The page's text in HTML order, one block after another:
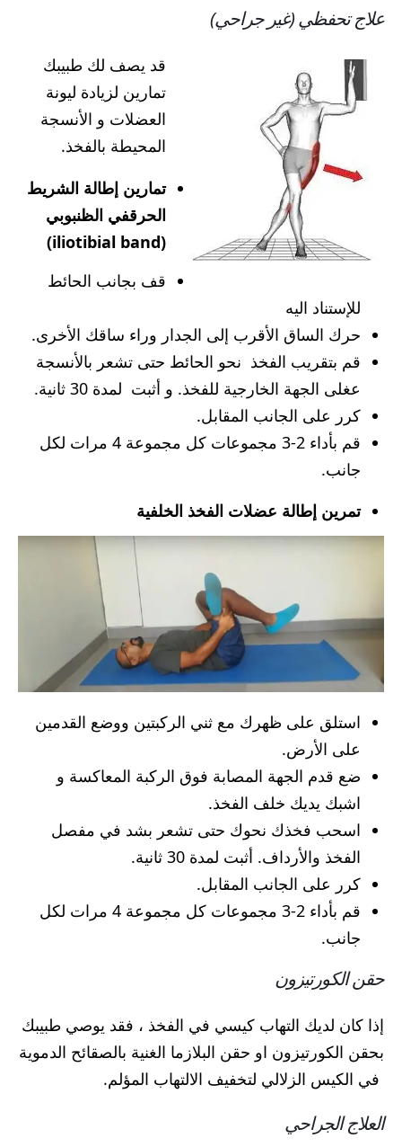
علاج تحفظي (غير جراحي)
قد يصف لك طبيبك
تمارين لزيادة ليونة
العضلات و الأنسجة
المحيطة بالفخذ.
تمارين إطالة الشريط
الحرقفي الظنبوبي
(iliotibial band)
قف بجانب الحائط
للإستناد اليه
حرك الساق الأقرب إلى الجدار وراء ساقك الأخرى.
قم بتقريب الفخذ نحو الحائط حتى تشعر بالأنسجة
عغلى الجهة الخارجية للفخذ. و أثبت لمدة 30 ثانية.
كرر على الجانب المقابل.
قم بأداء 2-3 مجموعات كل مجموعة 4 مرات لكل
جانب.
تمرين إطالة عضلات الفخذ الخلفية
استلق على ظهرك مع ثني الركبتين ووضع القدمين
على الأرض.
ضع قدم الجهة المصابة فوق الركبة المعاكسة و
اشبك يديك خلف الفخذ.
اسحب فخذك نحوك حتى تشعر بشد في مفصل
الفخذ والأرداف. أثبت لمدة 30 ثانية.
كرر على الجانب المقابل.
قم بأداء 2-3 مجموعات كل مجموعة 4 مرات لكل
جانب.
حقن الكورتيزون
إذا كان لديك التهاب كيسي في الفخذ ، فقد يوصي طبيبك
بحقن الكورتيزون او حقن البلازما الغنية بالصقائح الدموية
في الكيس الزلالي لتخفيف الالتهاب المؤلم.
العلاج الجراحي